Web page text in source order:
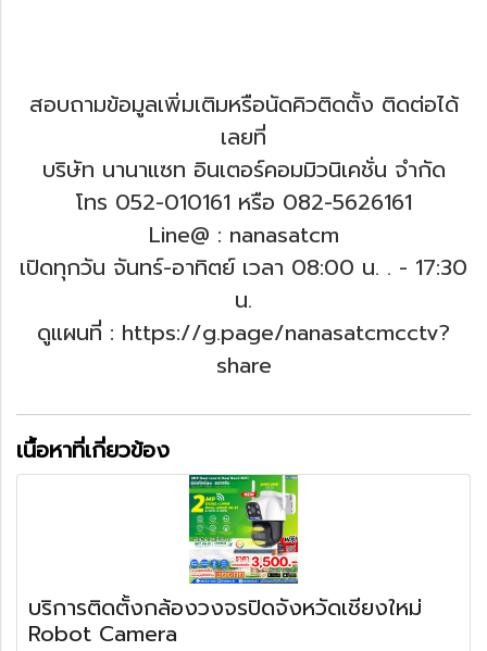
สอบถามข้อมูลเพิ่มเติมหรือนัดคิวติดตั้ง ติดต่อได้
เลยที่
บริษัท นานาแซท อินเตอร์คอมมิวนิเคชั่น จำกัด
โทร 052-010161 หรือ 082-5626161
Line@ : nanasatcm
เปิดทุกวัน จันทร์-อาทิตย์ เวลา 08:00 น. . - 17:30
น.
ดูแผนที่ : https://g.page/nanasatcmcctv?
share
เนื้อหาที่เกี่ยวข้อง
บริการติดตั้งกล้องวงจรปิดจังหวัดเชียงใหม่
Robot Camera